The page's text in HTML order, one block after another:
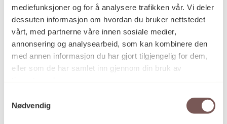
mediefunksjoner og for å analysere trafikken vår. Vi deler
dessuten informasjon om hvordan du bruker nettstedet
vårt, med partnerne våre innen sosiale medier,
annonsering og analysearbeid, som kan kombinere den
med annen informasjon du har gjort tilgjengelig for dem,
eller som de har samlet inn gjennom din bruk av
Nødvendig
Teknikk og
materiale
Sølvgelatin
Mål